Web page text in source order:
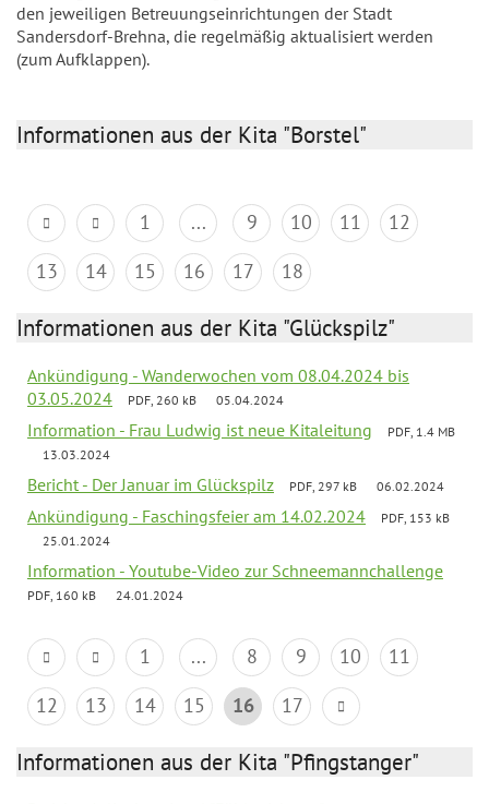
den jeweiligen Betreuungseinrichtungen der Stadt
Sandersdorf-Brehna, die regelmäßig aktualisiert werden
(zum Aufklappen).
Informationen aus der Kita "Borstel"
1 ... 9 10 11
12
13
14 15 16 17 18
Informationen aus der Kita "Glückspilz"
Ankündigung - Wanderwochen vom 08.04.2024 bis
03.05.2024
PDF, 260 kB 05.04.2024
Information - Frau Ludwig ist neue Kitaleitung
PDF, 1.4 MB
13.03.2024
Bericht - Der Januar im Glückspilz PDF, 297 kB 06.02.2024
Ankündigung - Faschingsfeier am 14.02.2024
PDF, 153 kB
25.01.2024
Information - Youtube-Video zur Schneemannchallenge
PDF, 160 kB 24.01.2024
1 ... 8 9 10
11
12
13 14 15 16 17
Informationen aus der Kita "Pfingstanger"